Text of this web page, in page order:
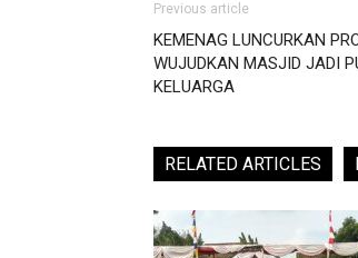
Previous article
KEMENAG LUNCURKAN
WUJUDKAN MASJID JADI
KELUARGA
RELATED ARTICLES